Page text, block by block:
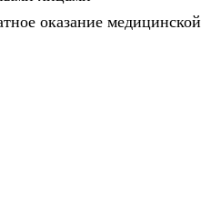
оказание медицинской